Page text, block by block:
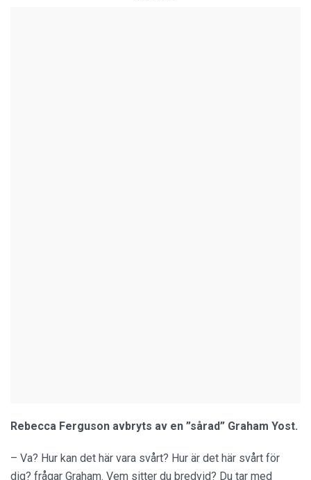
Rebecca Ferguson avbryts av en ”sårad” Graham Yost.
– Va? Hur kan det här vara svårt? Hur är det här svårt för
dig? frågar Graham. Vem sitter du bredvid? Du tar med